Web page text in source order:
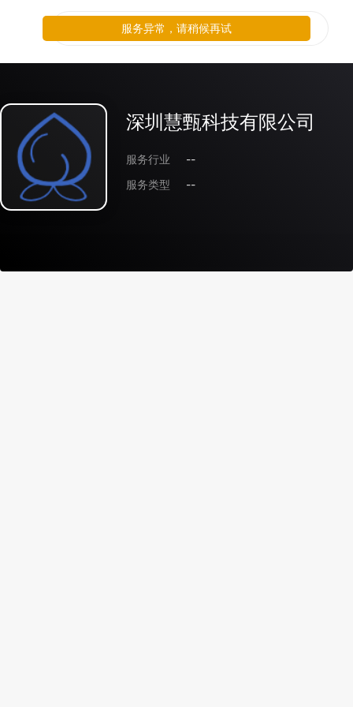
深圳慧甄科技有限公司
服务行业
--
服务类型
--
服务异常，请稍候再试